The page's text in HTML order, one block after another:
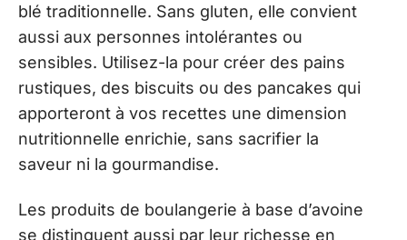
blé traditionnelle. Sans gluten, elle convient
aussi aux personnes intolérantes ou
sensibles. Utilisez-la pour créer des pains
rustiques, des biscuits ou des pancakes qui
apporteront à vos recettes une dimension
nutritionnelle enrichie, sans sacrifier la
saveur ni la gourmandise.
Les produits de boulangerie à base d’avoine
se distinguent aussi par leur richesse en